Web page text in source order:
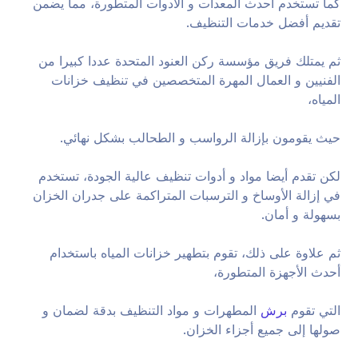
كما تستخدم أحدث المعدات و الأدوات المتطورة، مما يضمن
تقديم أفضل خدمات التنظيف.
ثم يمتلك فريق مؤسسة ركن العنود المتحدة عددا كبيرا من
الفنيين و العمال المهرة المتخصصين في تنظيف خزانات
المياه،
حيث يقومون بإزالة الرواسب و الطحالب بشكل نهائي.
لكن تقدم أيضا مواد و أدوات تنظيف عالية الجودة، تستخدم
في إزالة الأوساخ و الترسبات المتراكمة على جدران الخزان
بسهولة و أمان.
ثم علاوة على ذلك، تقوم بتطهير خزانات المياه باستخدام
أحدث الأجهزة المتطورة،
التي تقوم برش المطهرات و مواد التنظيف بدقة لضمان و
صولها إلى جميع أجزاء الخزان.